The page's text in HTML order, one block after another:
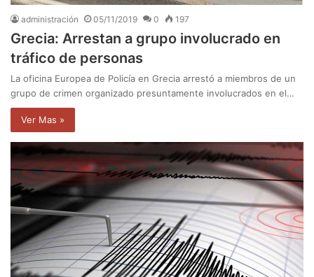
administración 05/11/2019 0 197
Grecia: Arrestan a grupo involucrado en
tráfico de personas
La oficina Europea de Policía en Grecia arrestó a miembros de un
grupo de crimen organizado presuntamente involucrados en el…
Ver Mas »